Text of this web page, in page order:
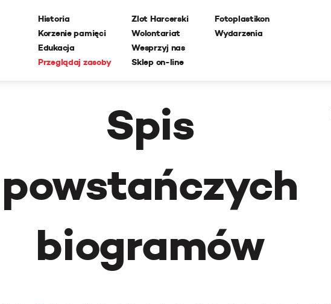
Historia
Korzenie pamięci
Edukacja
Przeglądaj zasoby
Zlot Harcerski
Wolontariat
Wesprzyj nas
Sklep on-line
Fotoplastikon
Wydarzenia
Spis
powstańczych
biogramów